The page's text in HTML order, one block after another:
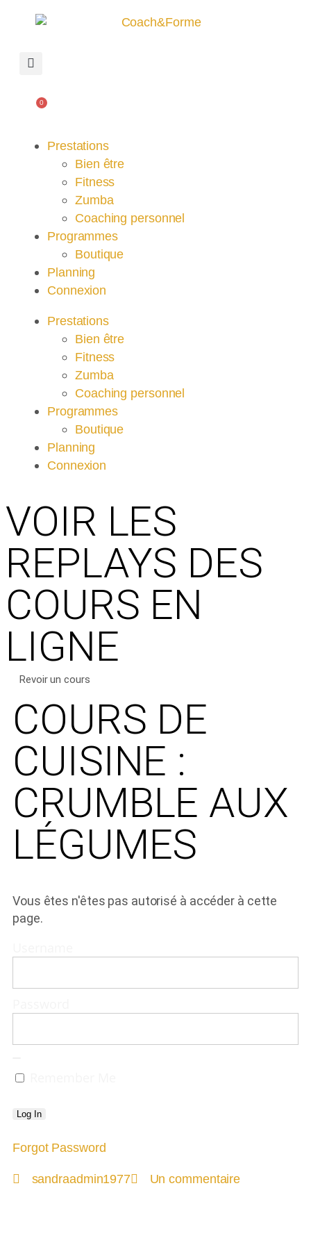
0
Prestations
Bien être
Fitness
Zumba
Coaching personnel
Programmes
Boutique
Planning
Connexion
Prestations
Bien être
Fitness
Zumba
Coaching personnel
Programmes
Boutique
Planning
Connexion
VOIR LES
REPLAYS DES
COURS EN
LIGNE
Revoir un cours
COURS DE
CUISINE :
CRUMBLE AUX
LÉGUMES
Vous êtes n'êtes pas autorisé à accéder à cette
page.
Forgot Password
sandraadmin1977 Un commentaire